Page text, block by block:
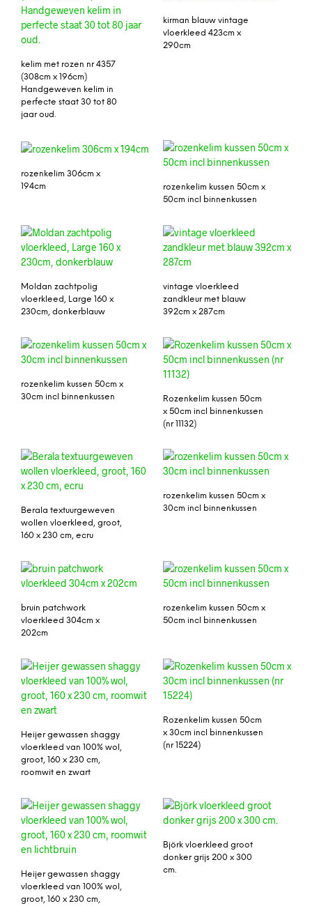
kelim met rozen nr 4357
(308cm x 196cm)
Handgeweven kelim in
perfecte staat 30 tot 80
jaar oud.
kirman blauw vintage
vloerkleed 423cm x
290cm
rozenkelim 306cm x
194cm
rozenkelim kussen 50cm x
50cm incl binnenkussen
Moldan zachtpolig
vloerkleed, Large 160 x
230cm, donkerblauw
vintage vloerkleed
zandkleur met blauw
392cm x 287cm
rozenkelim kussen 50cm x
30cm incl binnenkussen
Rozenkelim kussen 50cm
x 50cm incl binnenkussen
(nr 11132)
Berala textuurgeweven
wollen vloerkleed, groot,
160 x 230 cm, ecru
rozenkelim kussen 50cm x
30cm incl binnenkussen
bruin patchwork
vloerkleed 304cm x
202cm
rozenkelim kussen 50cm x
50cm incl binnenkussen
Heijer gewassen shaggy
vloerkleed van 100% wol,
groot, 160 x 230 cm,
roomwit en zwart
Rozenkelim kussen 50cm
x 30cm incl binnenkussen
(nr 15224)
Heijer gewassen shaggy
vloerkleed van 100% wol,
groot, 160 x 230 cm,
Björk vloerkleed groot
donker grijs 200 x 300
cm.